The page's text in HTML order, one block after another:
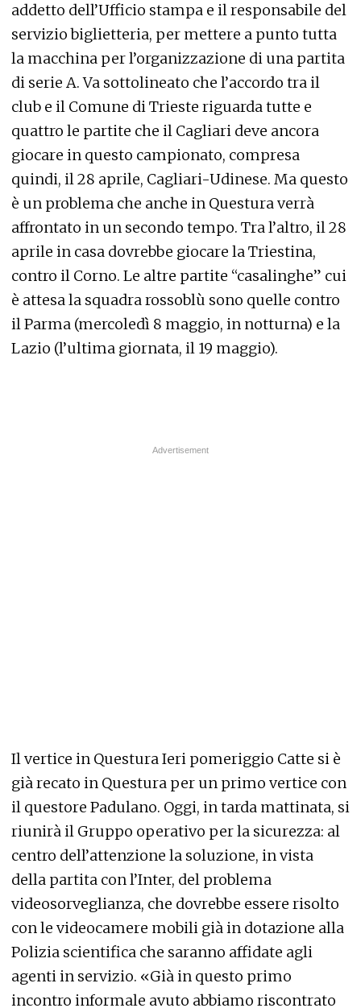
addetto dell’Ufficio stampa e il responsabile del
servizio biglietteria, per mettere a punto tutta
la macchina per l’organizzazione di una partita
di serie A. Va sottolineato che l’accordo tra il
club e il Comune di Trieste riguarda tutte e
quattro le partite che il Cagliari deve ancora
giocare in questo campionato, compresa
quindi, il 28 aprile, Cagliari-Udinese. Ma questo
è un problema che anche in Questura verrà
affrontato in un secondo tempo. Tra l’altro, il 28
aprile in casa dovrebbe giocare la Triestina,
contro il Corno. Le altre partite “casalinghe” cui
è attesa la squadra rossoblù sono quelle contro
il Parma (mercoledì 8 maggio, in notturna) e la
Lazio (l’ultima giornata, il 19 maggio).
Il vertice in Questura Ieri pomeriggio Catte si è
già recato in Questura per un primo vertice con
il questore Padulano. Oggi, in tarda mattinata, si
riunirà il Gruppo operativo per la sicurezza: al
centro dell’attenzione la soluzione, in vista
della partita con l’Inter, del problema
videosorveglianza, che dovrebbe essere risolto
con le videocamere mobili già in dotazione alla
Polizia scientifica che saranno affidate agli
agenti in servizio. «Già in questo primo
incontro informale avuto abbiamo riscontrato